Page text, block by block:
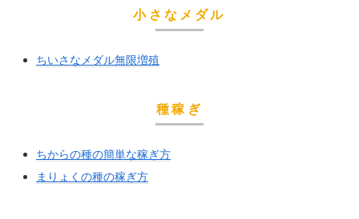
小さなメダル
ちいさなメダル無限増殖
種稼ぎ
ちからの種の簡単な稼ぎ方
まりょくの種の稼ぎ方